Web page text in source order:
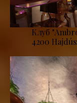
Клуб
4200